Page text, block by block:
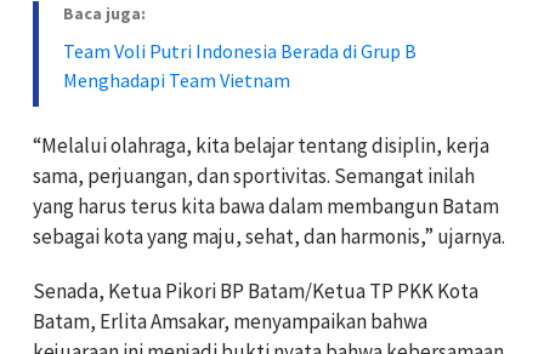
Baca juga:
Team Voli Putri Indonesia Berada di Grup B
Menghadapi Team Vietnam
“Melalui olahraga, kita belajar tentang disiplin, kerja
sama, perjuangan, dan sportivitas. Semangat inilah
yang harus terus kita bawa dalam membangun Batam
sebagai kota yang maju, sehat, dan harmonis,” ujarnya.
Senada, Ketua Pikori BP Batam/Ketua TP PKK Kota
Batam, Erlita Amsakar, menyampaikan bahwa